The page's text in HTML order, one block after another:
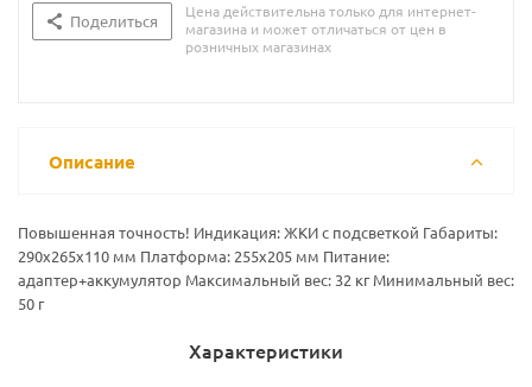
Поделиться
Цена действительна только для интернет-
магазина и может отличаться от цен в
розничных магазинах
Описание
Повышенная точность! Индикация: ЖКИ с подсветкой Габариты:
290х265х110 мм Платформа: 255x205 мм Питание:
адаптер+аккумулятор Максимальный вес: 32 кг Минимальный вес:
50 г
Характеристики